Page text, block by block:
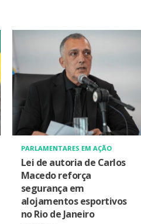
PARLAMENTARES EM AÇÃO
Lei de autoria de Carlos
Macedo reforça
segurança em
alojamentos esportivos
no Rio de Janeiro